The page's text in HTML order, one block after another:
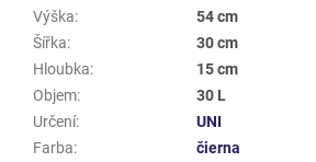
Výška:
54 cm
Šířka:
30 cm
Hloubka:
15 cm
Objem:
30 L
Určení:
UNI
Farba:
čierna